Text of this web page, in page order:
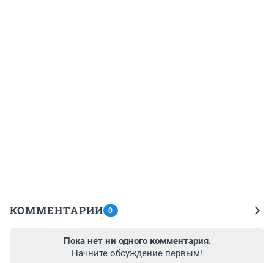
КОММЕНТАРИИ 0
Пока нет ни одного комментария.
Начните обсуждение первым!